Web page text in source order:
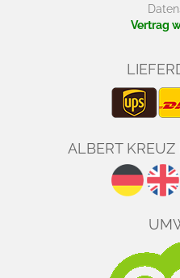
Vertrag
ALBERT KREUZ